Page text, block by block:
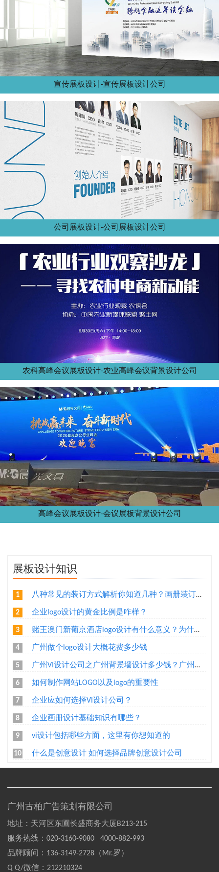
宣传展板设计-宣传展板设计公司
公司展板设计-公司展板设计公司
农科高峰会议展板设计-农业高峰会议背景设计公司
高峰会议展板设计-会议展板背景设计公司
展板设计知识
1 八种常见的装订方式解析你知道几种？画册装订方式指南
2 企业logo设计的黄金比例是咋样？
3 赌王澳门新葡京酒店logo设计有什么意义？为什么新葡京酒店logo要做金色主调？
4 广州做个logo设计大概花费多少钱
5 广州VI设计公司之广州背景墙设计多少钱？广州形象墙制作公司怎么收费？
6 如何制作网站LOGO以及logo的重要性
7 企业应如何选择VI设计公司？
8 企业画册设计基础知识有哪些？
9 vi设计包括哪些方面，这里有你想知道的
10 什么是创意设计 如何选择品牌创意设计公司
广州古柏广告策划有限公司
地址：天河区东圃长盛商务大厦B213-215
服务热线： 020-3160-9080 4000-882-993
品牌顾问： 136-3149-2728（Mr.罗）
Q Q/微信： 212210324